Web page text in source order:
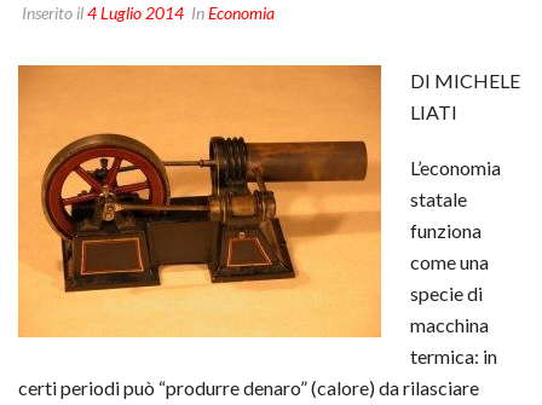
Inserito il4 Luglio 2014 InEconomia
DI MICHELE
LIATI
L’economia
statale
funziona
come una
specie di
macchina
termica: in
certi periodi può “produrre denaro” (calore) da rilasciare